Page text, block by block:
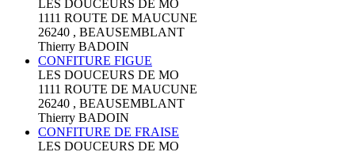
LES DOUCEURS DE MO
1111 ROUTE DE MAUCUNE
26240 , BEAUSEMBLANT
Thierry BADOIN
CONFITURE FIGUE
LES DOUCEURS DE MO
1111 ROUTE DE MAUCUNE
26240 , BEAUSEMBLANT
Thierry BADOIN
CONFITURE DE FRAISE
LES DOUCEURS DE MO